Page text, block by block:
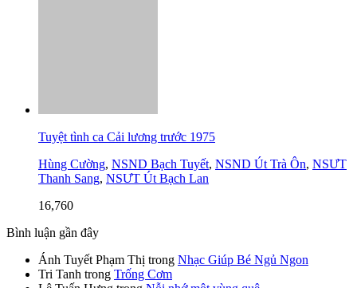
Tuyệt tình ca Cải lương trước 1975
Hùng Cường, NSND Bạch Tuyết, NSND Út Trà Ôn, NSƯT
Thanh Sang, NSƯT Út Bạch Lan
16,760
Bình luận gần đây
Ánh Tuyết Phạm Thị trong Nhạc Giúp Bé Ngủ Ngon
Tri Tanh trong Trống Cơm